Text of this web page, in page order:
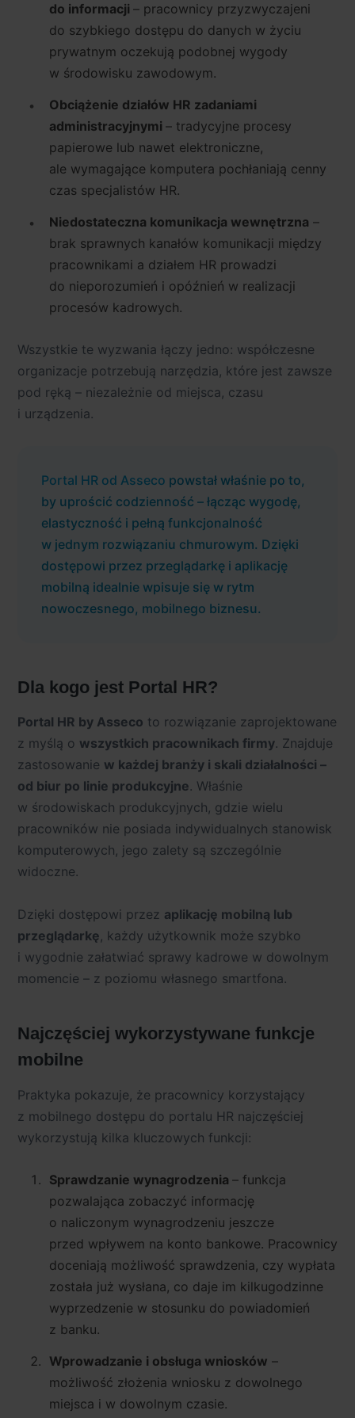
do informacji – pracownicy przyzwyczajeni
do szybkiego dostępu do danych w życiu
prywatnym oczekują podobnej wygody
w środowisku zawodowym.
Obciążenie działów HR zadaniami
administracyjnymi – tradycyjne procesy
papierowe lub nawet elektroniczne,
ale wymagające komputera pochłaniają cenny
czas specjalistów HR.
Niedostateczna komunikacja wewnętrzna –
brak sprawnych kanałów komunikacji między
pracownikami a działem HR prowadzi
do nieporozumień i opóźnień w realizacji
procesów kadrowych.
Wszystkie te wyzwania łączy jedno: współczesne
organizacje potrzebują narzędzia, które jest zawsze
pod ręką – niezależnie od miejsca, czasu
i urządzenia.
Portal HR od Asseco powstał właśnie po to,
by uprościć codzienność – łącząc wygodę,
elastyczność i pełną funkcjonalność
w jednym rozwiązaniu chmurowym. Dzięki
dostępowi przez przeglądarkę i aplikację
mobilną idealnie wpisuje się w rytm
nowoczesnego, mobilnego biznesu.
Dla kogo jest Portal HR?
Portal HR by Asseco to rozwiązanie zaprojektowane
z myślą o wszystkich pracownikach firmy. Znajduje
zastosowanie w każdej branży i skali działalności –
od biur po linie produkcyjne. Właśnie
w środowiskach produkcyjnych, gdzie wielu
pracowników nie posiada indywidualnych stanowisk
komputerowych, jego zalety są szczególnie
widoczne.
Dzięki dostępowi przez aplikację mobilną lub
przeglądarkę , każdy użytkownik może szybko
i wygodnie załatwiać sprawy kadrowe w dowolnym
momencie – z poziomu własnego smartfona.
Najczęściej wykorzystywane funkcje
mobilne
Praktyka pokazuje, że pracownicy korzystający
z mobilnego dostępu do portalu HR najczęściej
wykorzystują kilka kluczowych funkcji:
Sprawdzanie wynagrodzenia – funkcja
pozwalająca zobaczyć informację
o naliczonym wynagrodzeniu jeszcze
przed wpływem na konto bankowe. Pracownicy
doceniają możliwość sprawdzenia, czy wypłata
została już wysłana, co daje im kilkugodzinne
wyprzedzenie w stosunku do powiadomień
z banku.
Wprowadzanie i obsługa wniosków –
możliwość złożenia wniosku z dowolnego
miejsca i w dowolnym czasie.